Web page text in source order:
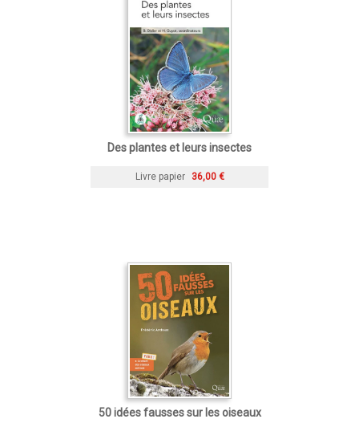
Des plantes et leurs insectes
Livre papier 36,00 €
50 idées fausses sur les oiseaux